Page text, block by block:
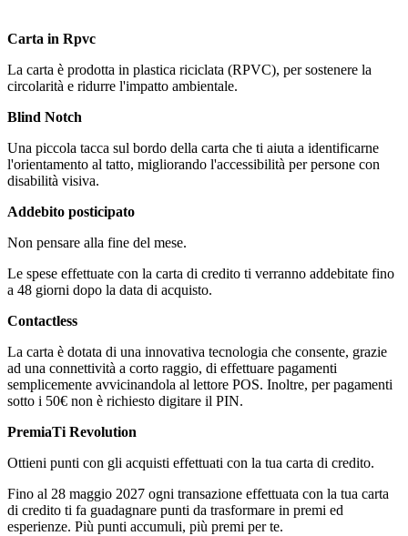
Carta in Rpvc
La carta è prodotta in plastica riciclata (RPVC), per sostenere la
circolarità e ridurre l'impatto ambientale.
Blind Notch
Una piccola tacca sul bordo della carta che ti aiuta a identificarne
l'orientamento al tatto, migliorando l'accessibilità per persone con
disabilità visiva.
Addebito posticipato
Non pensare alla fine del mese.
Le spese effettuate con la carta di credito ti verranno addebitate fino
a 48 giorni dopo la data di acquisto.
Contactless
La carta è dotata di una innovativa tecnologia che consente, grazie
ad una connettività a corto raggio, di effettuare pagamenti
semplicemente avvicinandola al lettore POS. Inoltre, per pagamenti
sotto i 50€ non è richiesto digitare il PIN.
PremiaTi Revolution
Ottieni punti con gli acquisti effettuati con la tua carta di credito.
Fino al 28 maggio 2027 ogni transazione effettuata con la tua carta
di credito ti fa guadagnare punti da trasformare in premi ed
esperienze. Più punti accumuli, più premi per te.